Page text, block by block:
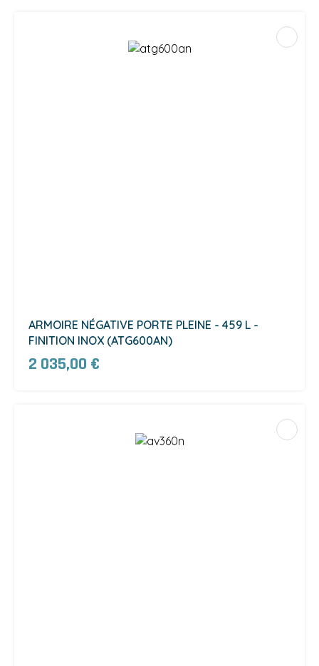
ARMOIRE NÉGATIVE PORTE PLEINE - 459 L -
FINITION INOX (ATG600AN)
2 035,00 €